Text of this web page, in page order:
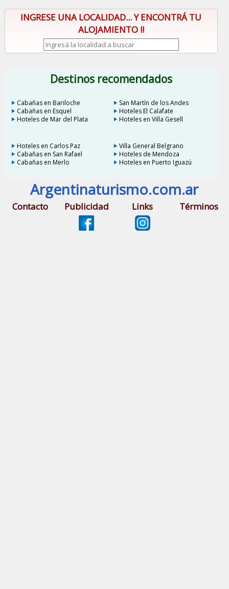
INGRESE UNA LOCALIDAD... Y ENCONTRÁ TU
ALOJAMIENTO !!
Destinos recomendados
Cabañas en Bariloche
San Martín de los Andes
Cabañas en Esquel
Hoteles El Calafate
Hoteles de Mar del Plata
Hoteles en Villa Gesell
Hoteles en Carlos Paz
Villa General Belgrano
Cabañas en San Rafael
Hoteles de Mendoza
Cabañas en Merlo
Hoteles en Puerto Iguazú
Argentinaturismo.com.ar
Contacto Publicidad Links Términos